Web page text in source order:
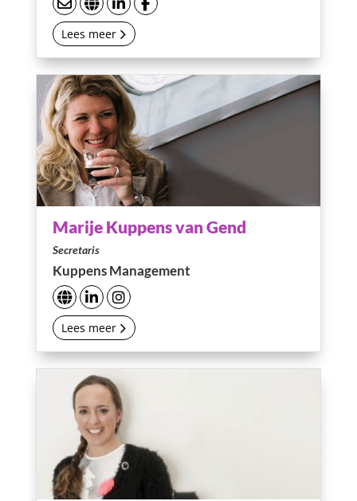
Lees meer
Marije Kuppens van Gend
Secretaris
Kuppens Management
Lees meer